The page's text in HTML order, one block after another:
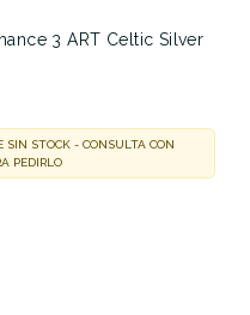
3 ART Celtic Silver
STOCK - CONSULTA CON
PEDIRLO